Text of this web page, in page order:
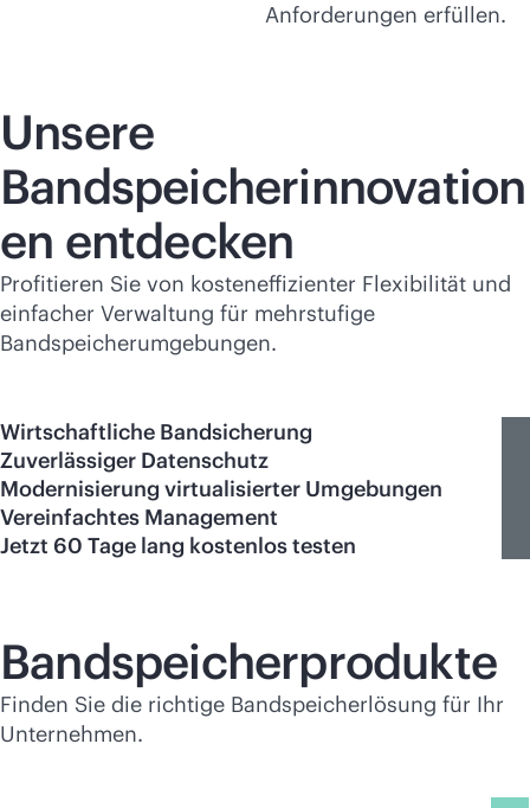
Anforderungen erfüllen.
Unsere
Bandspeicherinnovation
en entdecken
Profitieren Sie von kosteneffizienter Flexibilität und
einfacher Verwaltung für mehrstufige
Bandspeicherumgebungen.
Wirtschaftliche Bandsicherung
Zuverlässiger Datenschutz
Modernisierung virtualisierter Umgebungen
Vereinfachtes Management
Jetzt 60 Tage lang kostenlos testen
Bandspeicherprodukte
Finden Sie die richtige Bandspeicherlösung für Ihr
Unternehmen.